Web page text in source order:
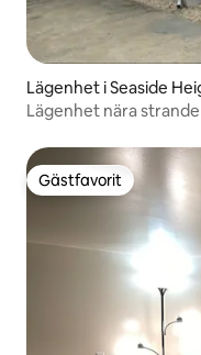
Lägenhet i Seaside
Lägenhet nära
Gästfavorit
Gästfavorit